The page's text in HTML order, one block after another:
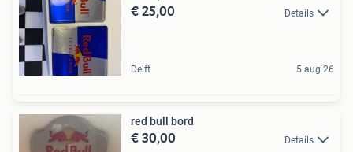
€ 25,00 Details
Delft 5 aug 26
red bull bord
€ 30,00 Details